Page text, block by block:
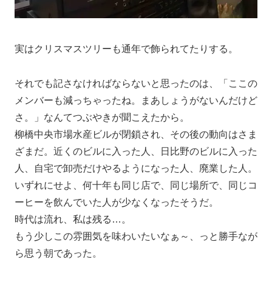
実はクリスマスツリーも通年で飾られてたりする。
それでも記さなければならないと思ったのは、「ここの
メンバーも減っちゃったね。まあしょうがないんだけど
さ。」なんてつぶやきが聞こえたから。
柳橋中央市場水産ビルが閉鎖され、その後の動向はさま
ざまだ。近くのビルに入った人、日比野のビルに入った
人、自宅で卸売だけやるようになった人、廃業した人。
いずれにせよ、何十年も同じ店で、同じ場所で、同じコ
ーヒーを飲んでいた人が少なくなったそうだ。
時代は流れ、私は残る…。
もう少しこの雰囲気を味わいたいなぁ～、っと勝手なが
ら思う朝であった。